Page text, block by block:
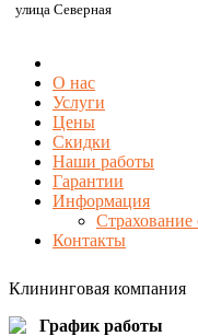
улица Северная
О нас
Услуги
Цены
Скидки
Наши работы
Гарантии
Информация
Страхование
Контакты
Клининговая компания
График работы